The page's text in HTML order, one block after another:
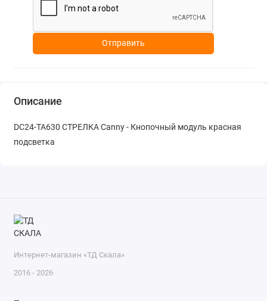
Отправить
Описание
DC24-TA630 СТРЕЛКА Canny - Кнопочный модуль красная
подсветка
Интернет-магазин «ТД Скала»
2016 - 2026